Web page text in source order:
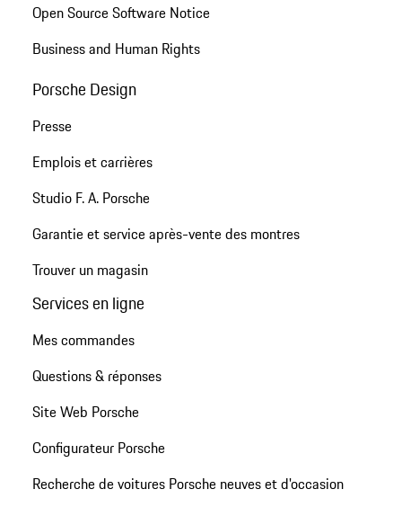
Open Source Software Notice
Business and Human Rights
Porsche Design
Presse
Emplois et carrières
Studio F. A. Porsche
Garantie et service après-vente des montres
Trouver un magasin
Services en ligne
Mes commandes
Questions & réponses
Site Web Porsche
Configurateur Porsche
Recherche de voitures Porsche neuves et d'occasion